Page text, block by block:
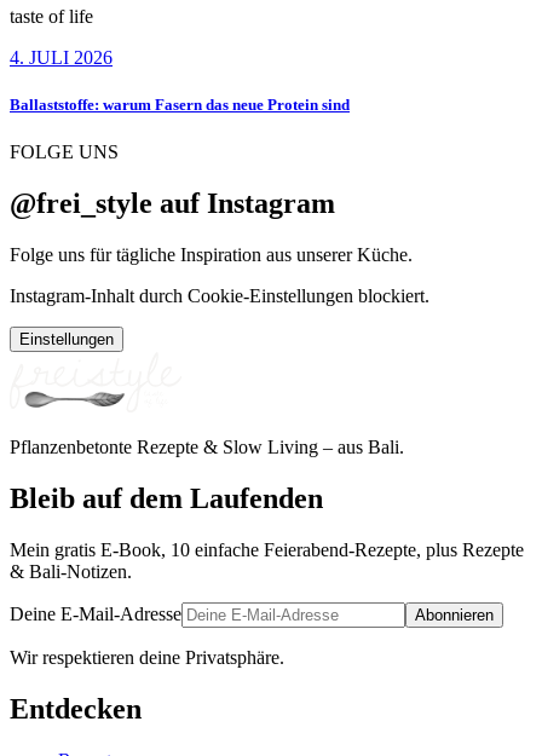
taste of life
4. JULI 2026
Ballaststoffe: warum Fasern das neue Protein sind
FOLGE UNS
@frei_style auf Instagram
Folge uns für tägliche Inspiration aus unserer Küche.
Instagram-Inhalt durch Cookie-Einstellungen blockiert.
Einstellungen
Pflanzenbetonte Rezepte & Slow Living – aus Bali.
Bleib auf dem Laufenden
Mein gratis E-Book, 10 einfache Feierabend-Rezepte, plus Rezepte
& Bali-Notizen.
Deine E-Mail-Adresse Abonnieren
Wir respektieren deine Privatsphäre.
Entdecken